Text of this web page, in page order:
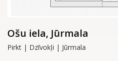
Ošu iela, Jūrmala
Pirkt | Dzīvokļi | Jūrmala